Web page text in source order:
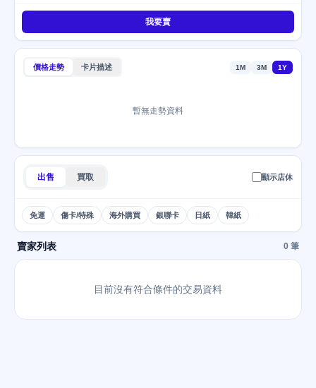
我要賣
價格走勢 卡片描述 1M 3M 1Y
暫無走勢資料
出售 買取 顯示店休
免運 傷卡/特殊 海外購買 銀聯卡 日紙 韓紙
賣家列表 0 筆
目前沒有符合條件的交易資料